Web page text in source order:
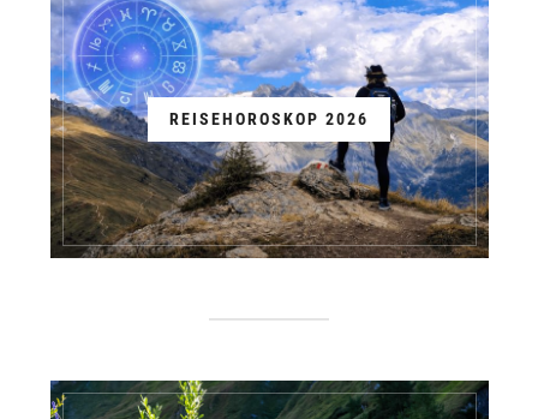
REISEHOROSKOP 2026